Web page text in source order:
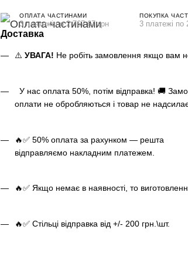
ОПЛАТА ЧАСТИНАМИ
3 платежі по 2 767.67 грн
ПОКУПКА
3 платежі по
Доставка
⚠️УВАГА! Не робіть замовлення якщо вам
У нас оплата 50%, потім відправка! 🚚
оплати не обробляються і товар не
🔥✅ 50% оплата за рахунком — решта
відправляємо накладним платежем.
🔥✅ Якщо немає в наявності, то
🔥✅ Стільці відправка від +/- 200 грн.\шт.